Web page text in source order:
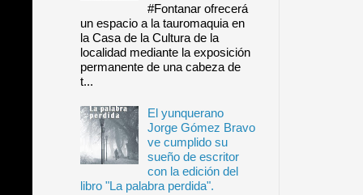
#Fontanar ofrecerá
un espacio a la tauromaquia en
la Casa de la Cultura de la
localidad mediante la exposición
permanente de una cabeza de
t...
El yunquerano
Jorge Gómez Bravo
ve cumplido su
sueño de escritor
con la edición del
libro "La palabra perdida".